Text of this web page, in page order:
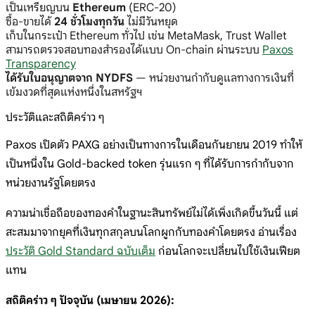
เป็นเหรียญบน Ethereum (ERC-20)
ซื้อ-ขายได้ 24 ชั่วโมงทุกวัน ไม่มีวันหยุด
เก็บในกระเป๋า Ethereum ทั่วไป เช่น MetaMask, Trust Wallet
สามารถตรวจสอบทองสำรองได้แบบ On-chain ผ่านระบบ Paxos
Transparency
ได้รับใบอนุญาตจาก NYDFS — หน่วยงานกำกับดูแลทางการเงินที่
เข้มงวดที่สุดแห่งหนึ่งในสหรัฐฯ
ประวัติและสถิติคร่าว ๆ
Paxos เปิดตัว PAXG อย่างเป็นทางการในเดือนกันยายน 2019 ทำให้
เป็นหนึ่งใน Gold-backed token รุ่นแรก ๆ ที่ได้รับการกำกับจาก
หน่วยงานรัฐโดยตรง
ความน่าเชื่อถือของทองคำในฐานะสินทรัพย์ไม่ได้เพิ่งเกิดขึ้นวันนี้ แต่
สะสมมาจากยุคที่เงินทุกสกุลบนโลกผูกกับทองคำโดยตรง อ่านเรื่อง
ประวัติ Gold Standard ฉบับเต็ม ก่อนโลกจะเปลี่ยนไปใช้เงินเฟียต
แทน
สถิติคร่าว ๆ ปัจจุบัน (เมษายน 2026):